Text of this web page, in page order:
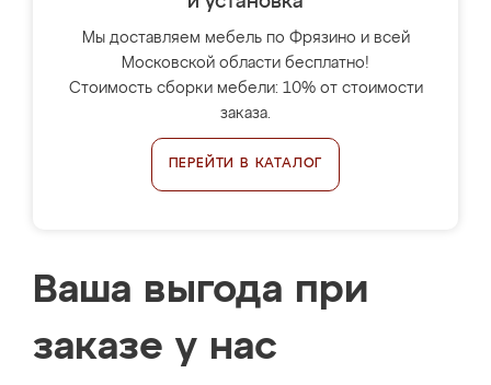
Мы доставляем мебель по Фрязино и всей
Московской области бесплатно!
Стоимость сборки мебели: 10% от стоимости
заказа.
ПЕРЕЙТИ В КАТАЛОГ
Ваша выгода при
заказе у нас